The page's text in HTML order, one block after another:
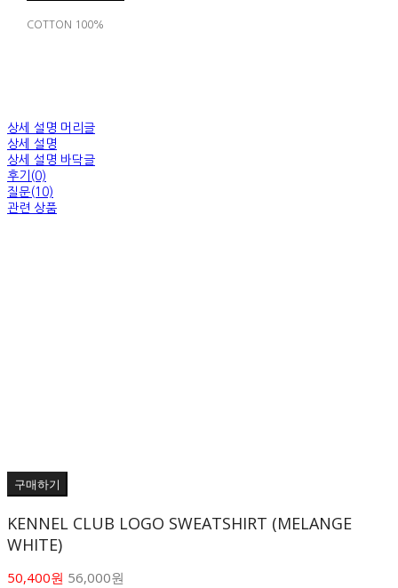
COTTON 100%
상세 설명 머리글
상세 설명
상세 설명 바닥글
후기(0)
질문(10)
관련 상품
구매하기
KENNEL CLUB LOGO SWEATSHIRT (MELANGE
WHITE)
50,400원 56,000원